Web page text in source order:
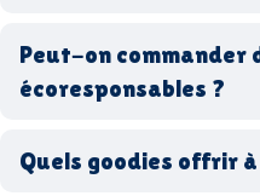
France Made in Europe
Peut-on commander
écoresponsables ?
goodies
Quels goodies offrir